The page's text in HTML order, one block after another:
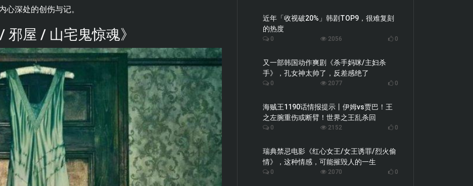
心深处的创伤与记。
邪屋 / 山宅鬼惊魂》
近年「收视破20%」韩剧TOP9，很难复刻
的热度
0 2056 0
又一部韩国动作爽剧《杀手妈咪/主妇杀
手》，孔女神太帅了，反差感绝了
0 2077 0
海贼王1190话情报提示丨伊姆vs贾巴！王
之左腕重伤或断臂！世界之王乱杀回
0 2152 0
瑞典禁忌电影《红心女王/女王诱罪/烈火偷
情》，这种情感，可能摧毁人的一生
0 2070 0